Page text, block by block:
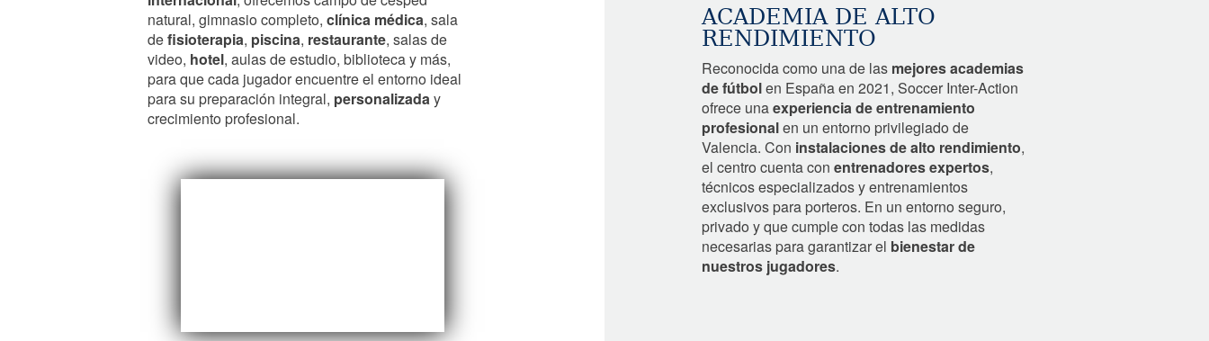
natural, gimnasio completo, clínica médica, sala
defisioterapia, piscina, restaurante, salas de
video, hotel, aulas de estudio, biblioteca y más,
para que cada jugador encuentre el entorno ideal
para su preparación integral, personalizaday
crecimiento profesional.
ACADEMIA DE ALTO
RENDIMIENTO
Reconocida como una de las mejores academias
de fútbolen España en 2021, Soccer Inter-Action
ofrece unaexperiencia de entrenamiento
profesionalen un entorno privilegiado de
Valencia. Con instalaciones de alto rendimiento,
el centro cuenta con entrenadores expertos,
técnicos especializados y entrenamientos
exclusivos para porteros. En un entorno seguro,
privado y que cumple con todas las medidas
necesarias para garantizar el bienestar de
nuestros jugadores.